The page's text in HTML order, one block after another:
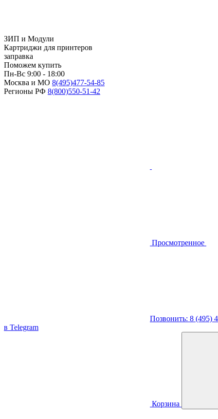
ЗИП и Модули
Картриджи для принтеров
заправка
Поможем купить
Пн-Вс 9:00 - 18:00
Москва и МО 8(495)477-54-85
Регионы РФ 8(800)550-51-42
Просмотренное
Позвонить: 8 (495)
в Telegram
Корзина